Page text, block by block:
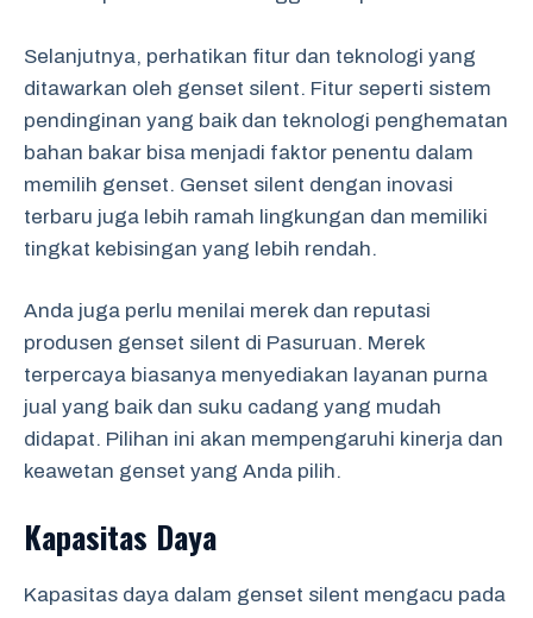
Selanjutnya, perhatikan fitur dan teknologi yang
ditawarkan oleh genset silent. Fitur seperti sistem
pendinginan yang baik dan teknologi penghematan
bahan bakar bisa menjadi faktor penentu dalam
memilih genset. Genset silent dengan inovasi
terbaru juga lebih ramah lingkungan dan memiliki
tingkat kebisingan yang lebih rendah.
Anda juga perlu menilai merek dan reputasi
produsen genset silent di Pasuruan. Merek
terpercaya biasanya menyediakan layanan purna
jual yang baik dan suku cadang yang mudah
didapat. Pilihan ini akan mempengaruhi kinerja dan
keawetan genset yang Anda pilih.
Kapasitas Daya
Kapasitas daya dalam genset silent mengacu pada